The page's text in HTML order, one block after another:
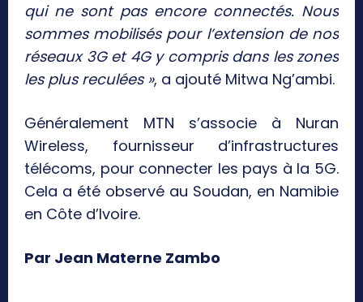
qui ne sont pas encore connectés. Nous
sommes mobilisés pour l’extension de nos
réseaux 3G et 4G y compris dans les zones
les plus reculées », a ajouté Mitwa Ng’ambi.
Généralement MTN s’associe à Nuran
Wireless, fournisseur d’infrastructures
télécoms, pour connecter les pays à la 5G.
Cela a été observé au Soudan, en Namibie
en Côte d’Ivoire.
Par Jean Materne Zambo